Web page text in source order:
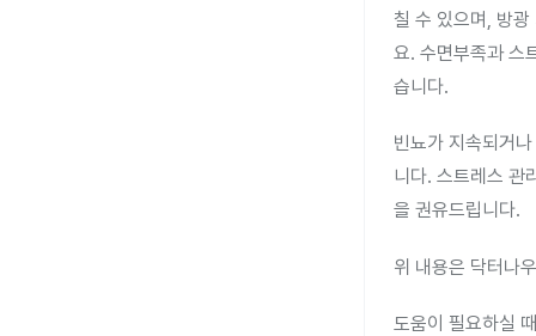
칠 수 있으며, 방
요. 수면부족과 스
습니다.
빈뇨가 지속되거
니다. 스트레스 관
을 권유드립니다.
위 내용은 닥터나
도움이 필요하실